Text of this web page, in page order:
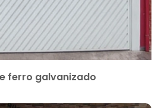
ferro galvanizado